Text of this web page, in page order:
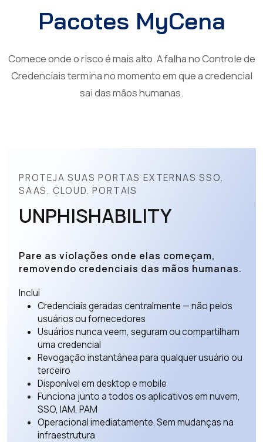
Pacotes MyCena
Comece onde o risco é mais alto. A falha no Controle de
Credenciais termina no momento em que a credencial
sai das mãos humanas.
PROTEJA SUAS PORTAS EXTERNAS SSO.
SAAS. CLOUD. PORTAIS
UNPHISHABILITY
Pare as violações onde elas começam,
removendo credenciais das mãos humanas.
Inclui
Credenciais geradas centralmente — não pelos
usuários ou fornecedores
Usuários nunca veem, seguram ou compartilham
uma credencial
Revogação instantânea para qualquer usuário ou
terceiro
Disponível em desktop e mobile
Funciona junto a todos os aplicativos em nuvem,
SSO, IAM, PAM
Operacional imediatamente. Sem mudanças na
infraestrutura